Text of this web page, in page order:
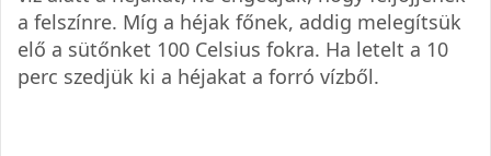
a felszínre. Míg a héjak főnek, addig melegítsük
elő a sütőnket 100 Celsius fokra. Ha letelt a 10
perc szedjük ki a héjakat a forró vízből.